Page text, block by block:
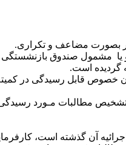
خصوص قابل رسیدگی در
بندهای ٣‏‏‏‏‏‏ و ٤‏‏‏‏‏‏ این بخشنامه) مشروط بر آنکه در
از یک سال از تاریخ ابلاغ اجرائیه